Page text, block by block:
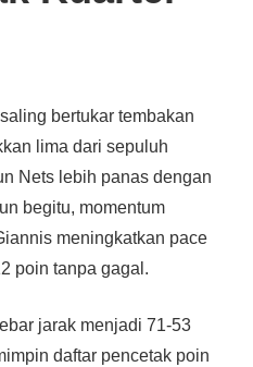
bertukar tembakan
lima dari sepuluh
Nets lebih panas dengan
begitu, momentum
meningkatkan pace
poin tanpa gagal.
jarak menjadi 71-53
daftar pencetak poin